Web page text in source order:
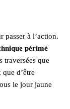
passer à l’action.
périmé
traversées que
d’être
le jour jaune